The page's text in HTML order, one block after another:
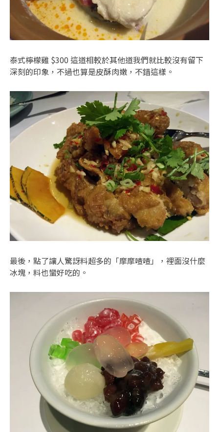
泰式檸檬雞 $300 這道相較於其他道我們就比較沒有留下
深刻的印象，不過也算是皮酥肉嫩，不錯這樣。
最後，點了讓人驚訝料超多的「摩摩喳喳」，裡面沒什麼
冰塊，料也蠻好吃的。